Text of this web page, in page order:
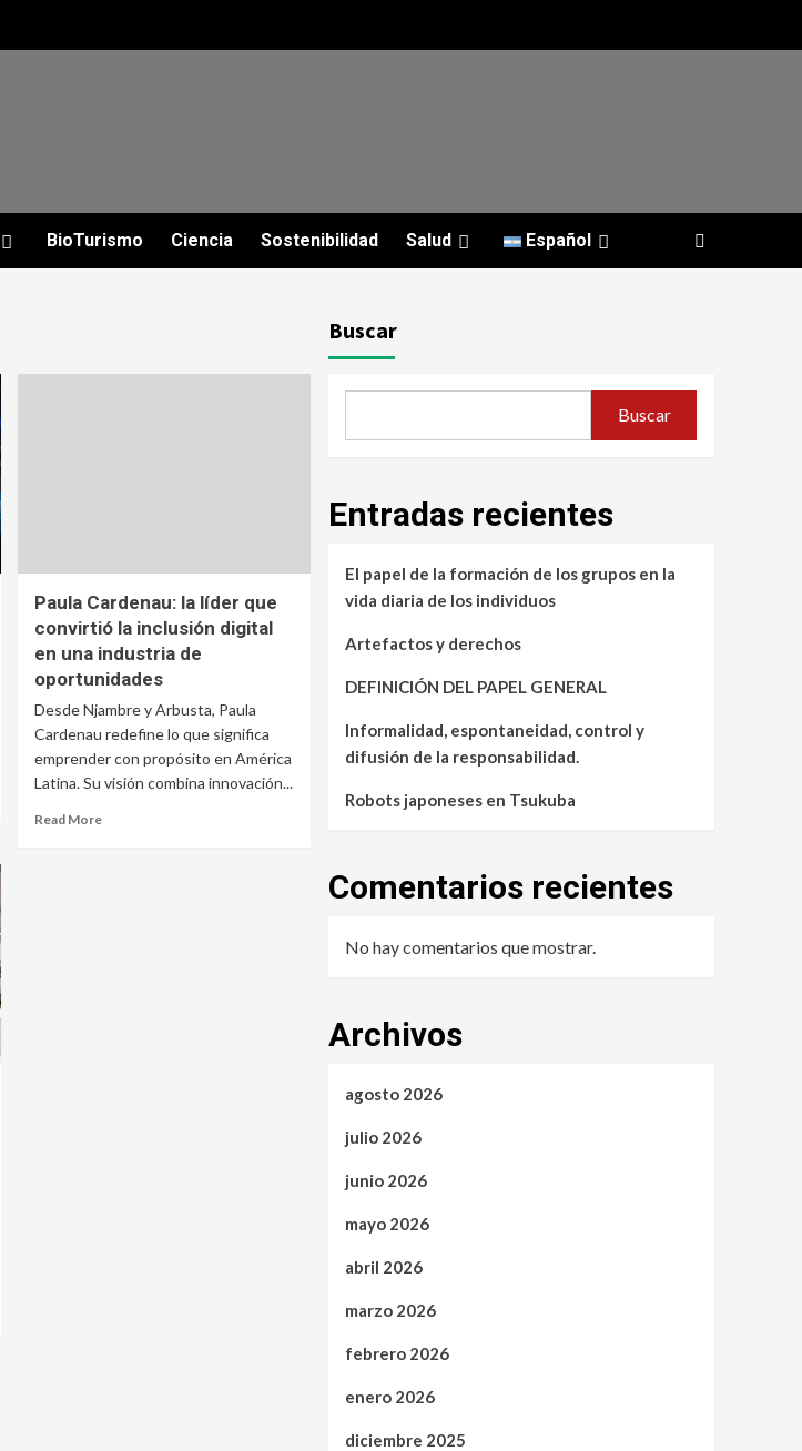
BioTurismo Ciencia Sostenibilidad Salud Español
Paula Cardenau: la líder que
convirtió la inclusión digital
en una industria de
oportunidades
Desde Njambre y Arbusta, Paula
Cardenau redefine lo que significa
emprender con propósito en América
Latina. Su visión combina innovación...
Read More
Buscar
Buscar
Entradas recientes
El papel de la formación de los grupos en la
vida diaria de los individuos
Artefactos y derechos
DEFINICIÓN DEL PAPEL GENERAL
Informalidad, espontaneidad, control y
difusión de la responsabilidad.
Robots japoneses en Tsukuba
Comentarios recientes
No hay comentarios que mostrar.
Archivos
agosto 2026
julio 2026
junio 2026
mayo 2026
abril 2026
marzo 2026
febrero 2026
enero 2026
diciembre 2025